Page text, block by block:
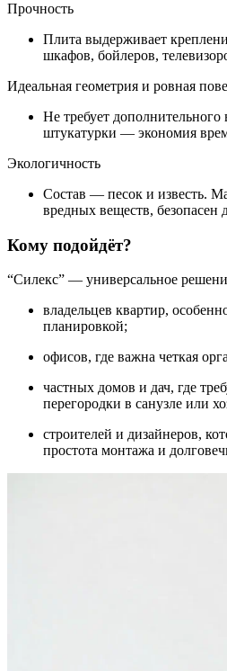
Прочность
Плита выдерживает
шкафов, бойлеров,
Идеальная геометрия и ровная
Не требует
штукатурки — экономия
Экологичность
Состав — песок и известь.
вредных веществ, безопасен
Кому подойдёт?
“Силекс” — универсальное
владельцев квартир,
планировкой;
офисов, где важна четкая
частных домов и дач, где
перегородки в санузле или
строителей и дизайнеров,
простота монтажа и